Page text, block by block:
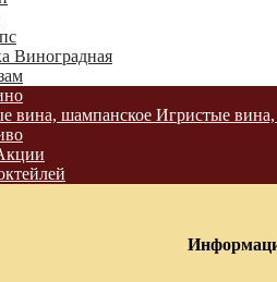
Виноградная
Игристые